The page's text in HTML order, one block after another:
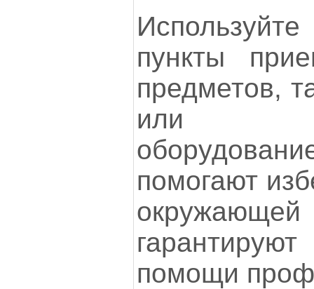
пункты
предметов,
или
помогают
помощи